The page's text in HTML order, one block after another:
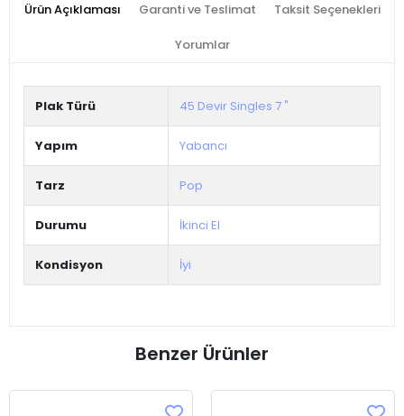
Ürün Açıklaması Garanti ve Teslimat Taksit Seçenekleri
Yorumlar
Plak Türü 45 Devir Singles 7 "
Yapım Yabancı
Tarz Pop
Durumu İkinci El
Kondisyon İyi
Benzer Ürünler